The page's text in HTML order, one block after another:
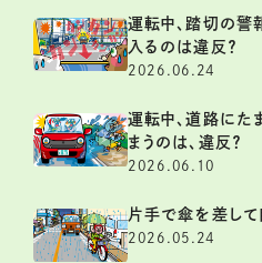
運転中、踏切の警
入るのは違反？
2026.06.24
運転中、道路にた
まうのは、違反？
2026.06.10
片手で傘を差して
2026.05.24